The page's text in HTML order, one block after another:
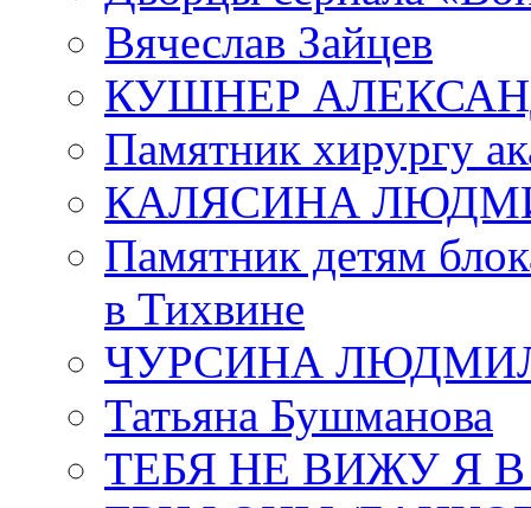
Вячеслав Зайцев
КУШНЕР
Памятник хирургу
КАЛЯСИНА
Памятник детям
в Тихвине
ЧУРСИНА
Татьяна Бушманова
ТЕБЯ НЕ ВИЖУ Я